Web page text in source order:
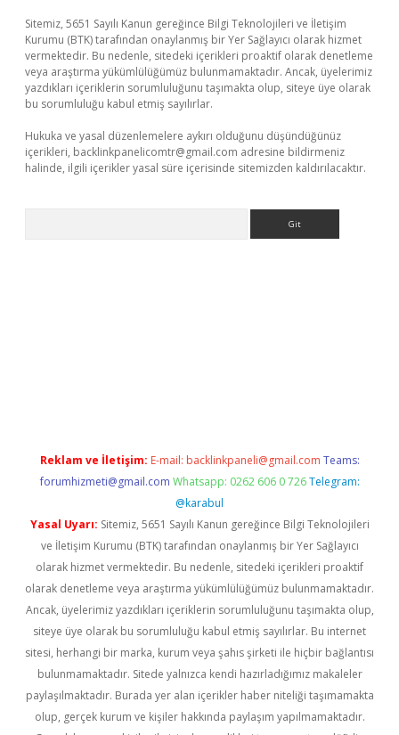
Sitemiz, 5651 Sayılı Kanun gereğince Bilgi Teknolojileri ve İletişim
Kurumu (BTK) tarafından onaylanmış bir Yer Sağlayıcı olarak hizmet
vermektedir. Bu nedenle, sitedeki içerikleri proaktif olarak denetleme
veya araştırma yükümlülüğümüz bulunmamaktadır. Ancak, üyelerimiz
yazdıkları içeriklerin sorumluluğunu taşımakta olup, siteye üye olarak
bu sorumluluğu kabul etmiş sayılırlar.
Hukuka ve yasal düzenlemelere aykırı olduğunu düşündüğünüz
içerikleri, backlinkpanelicomtr@gmail.com adresine bildirmeniz
halinde, ilgili içerikler yasal süre içerisinde sitemizden kaldırılacaktır.
Reklam ve İletişim: E-mail: backlinkpaneli@gmail.com Teams:
forumhizmeti@gmail.com Whatsapp: 0262 606 0 726 Telegram:
@karabul
Yasal Uyarı: Sitemiz, 5651 Sayılı Kanun gereğince Bilgi Teknolojileri
ve İletişim Kurumu (BTK) tarafından onaylanmış bir Yer Sağlayıcı
olarak hizmet vermektedir. Bu nedenle, sitedeki içerikleri proaktif
olarak denetleme veya araştırma yükümlülüğümüz bulunmamaktadır.
Ancak, üyelerimiz yazdıkları içeriklerin sorumluluğunu taşımakta olup,
siteye üye olarak bu sorumluluğu kabul etmiş sayılırlar. Bu internet
sitesi, herhangi bir marka, kurum veya şahıs şirketi ile hiçbir bağlantısı
bulunmamaktadır. Sitede yalnızca kendi hazırladığımız makaleler
paylaşılmaktadır. Burada yer alan içerikler haber niteliği taşımamakta
olup, gerçek kurum ve kişiler hakkında paylaşım yapılmamaktadır.